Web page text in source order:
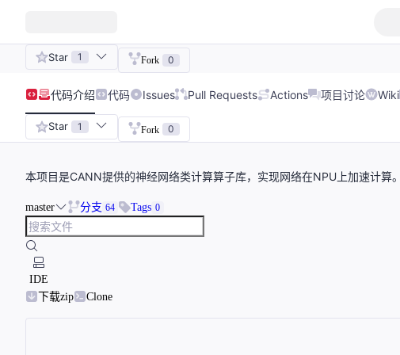
Star 1 Fork 0
代码介绍 代码 Issues Pull Requests Actions 项目讨论 Wiki
Star 1 Fork 0
本项目是CANN提供的神经网络类计算算子库，实现网络在NPU上加速计算。
master 分支 64 Tags 0
IDE
下载zip
Clone